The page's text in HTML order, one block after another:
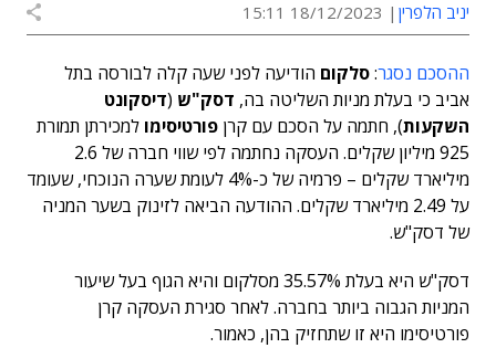
יניב הלפרין 18/12/2023 15:11
ההסכם נסגר:סלקום הודיעה לפני שעה קלה לבורסה בתל
אביב כי בעלת מניות השליטה בה, דסק"ש (דיסקונט
השקעות), חתמה על הסכם עם קרן פורטיסימו למכירתן תמורת
925 מיליון שקלים. העסקה נחתמה לפי שווי חברה של 2.6
מיליארד שקלים – פרמיה של כ-4% לעומת שערה הנוכחי, שעומד
על 2.49 מיליארד שקלים. ההודעה הביאה לזינוק בשער המניה
של דסק"ש.
דסק"ש היא בעלת 35.57% מסלקום והיא הגוף בעל שיעור
המניות הגבוה ביותר בחברה. לאחר סגירת העסקה קרן
פורטיסימו היא זו שתחזיק בהן, כאמור.